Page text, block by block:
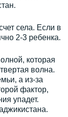
села. Если в
2-3 ребенка.
которая
волна.
а из-за
фактор,
упадет.